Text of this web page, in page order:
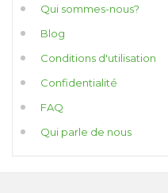
Qui sommes-nous?
Blog
Conditions d'utilisation
Confidentialité
FAQ
Qui parle de nous